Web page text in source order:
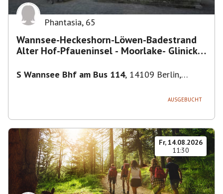
Phantasia, 65
Wannsee-Heckeshorn-Löwen-Badestrand
Alter Hof-Pfaueninsel - Moorlake- Glinicker
S Wannsee Bhf am Bus 114, 14109 Berlin,
AUSGEBUCHT
Fr, 14.08.2026
11:30